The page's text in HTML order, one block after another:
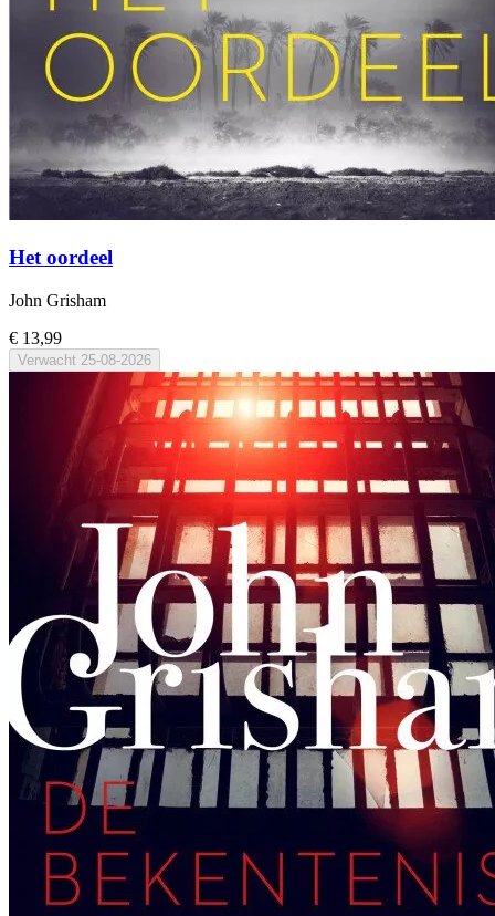
Het oordeel
John Grisham
€ 13,99
Verwacht 25-08-2026